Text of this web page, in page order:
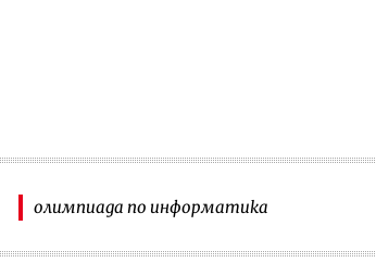
олимпиада по информатика